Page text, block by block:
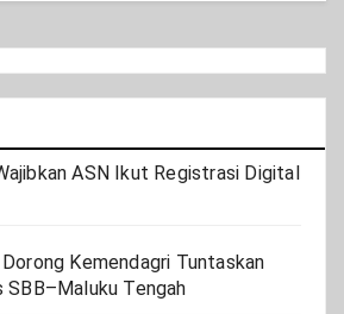
ASN Ikut Registrasi Digital
Kemendagri Tuntaskan
SBB–Maluku Tengah